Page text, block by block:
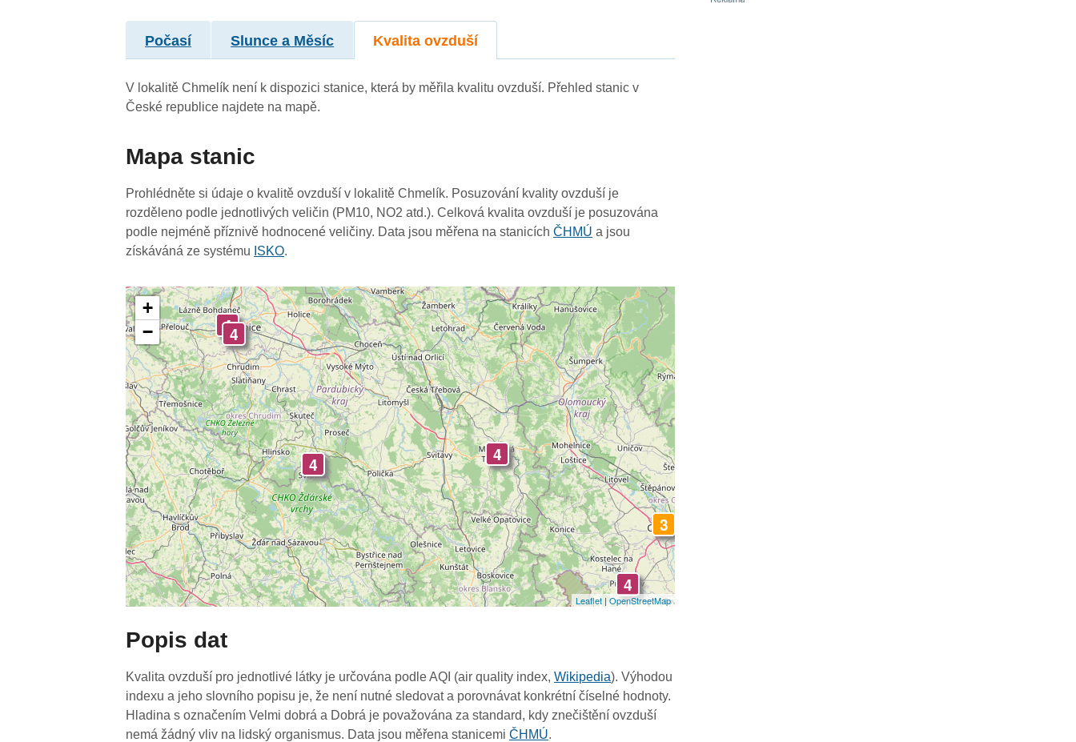
Počasí Slunce a Měsíc Kvalita ovzduší
V lokalitě Chmelík není k dispozici stanice, která by měřila kvalitu ovzduší. Přehled stanic v
České republice najdete na mapě.
Mapa stanic
Prohlédněte si údaje o kvalitě ovzduší v lokalitě Chmelík. Posuzování kvality ovzduší je
rozděleno podle jednotlivých veličin (PM10, NO2 atd.). Celková kvalita ovzduší je posuzována
podle nejméně příznivě hodnocené veličiny. Data jsou měřena na stanicíchČHMÚ a jsou
získáváná ze systému ISKO.
3
3
4
4
3
44
3
4
0
4
3
3
4
4
4
+
−
Leaflet| OpenStreetMap
Popis dat
Kvalita ovzduší pro jednotlivé látky je určována podle AQI (air quality index,Wikipedia). Výhodou
indexu a jeho slovního popisu je, že není nutné sledovat a porovnávat konkrétní číselné hodnoty.
Hladina s označením Velmi dobrá a Dobrá je považována za standard, kdy znečištění ovzduší
nemá žádný vliv na lidský organismus. Data jsou měřena stanicemiČHMÚ.